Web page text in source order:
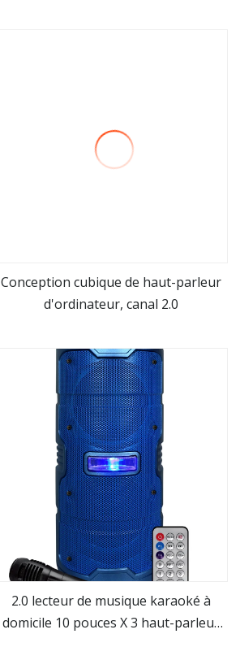
Voir plus
Conception cubique de haut-parleur
d'ordinateur, canal 2.0
Voir plus
2.0 lecteur de musique karaoké à
domicile 10 pouces X 3 haut-parleur